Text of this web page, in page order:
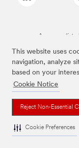
This website uses
navigation, analyze
based on your
Cookie Notice
Reject Non-Essential
Cookie Preferences
As marcas